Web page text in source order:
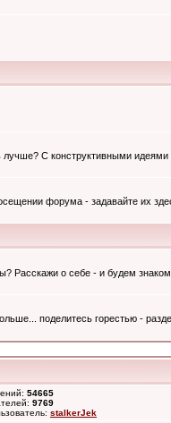
С конструктивными
форума - задавайте их
Расскажи о себе - и будем
поделитесь горестью -
54665
9769
stalkerJek